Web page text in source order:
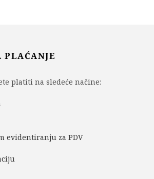
PLAĆANJE
platiti na sledeće načine:
evidentiranju za PDV